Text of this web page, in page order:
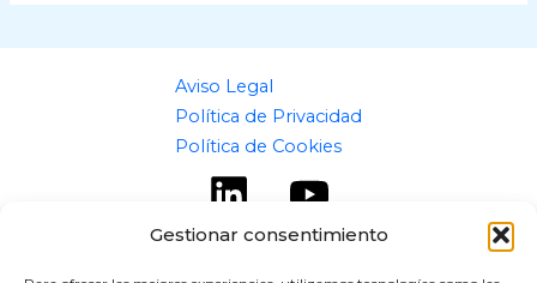
Gestionar consentimiento
Aviso Legal
Política de Privacidad
Política de Cookies